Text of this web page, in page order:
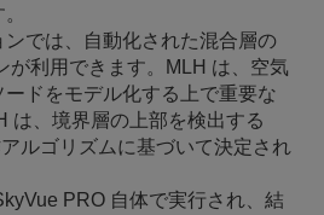
では、自動化された混合層の
が利用できます。MLH は、空気
ドをモデル化する上で重要な
は、境界層の上部を検出する
ルゴリズムに基づいて決定され
PRO 自体で実行され、結